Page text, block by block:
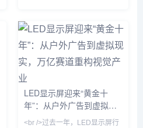
99.99%，而利亚德在其北京工
厂正式启用了全球首条全自动巨
量转移产线，单班产能达到
3000片晶圆。这标志着困扰行
业十余年的“巨量转移”与“缺陷修
复”两大痛点首次在量产层面得
到解决。与此同时，京东方在成
都的Micro LED试验线成功点亮
了1.27英寸、3175PP
LED显示屏迎来“黄金十
年”：从户外广告到虚拟现
实，万亿赛道重构视觉产业
<br />过去一年，LED显示屏行